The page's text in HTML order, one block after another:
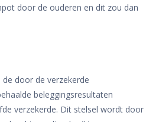
door de ouderen en dit zou dan
door de verzekerde
beleggingsresultaten
verzekerde. Dit stelsel wordt door